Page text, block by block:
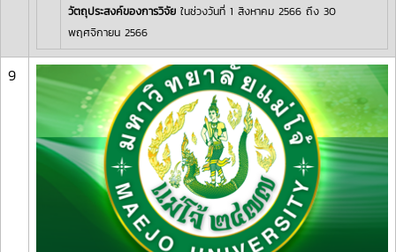
วัตถุประสงค์ของการวิจัย ในช่วงวันที่ 1 สิงหาคม 2566 ถึง 30
พฤศจิกายน 2566
9